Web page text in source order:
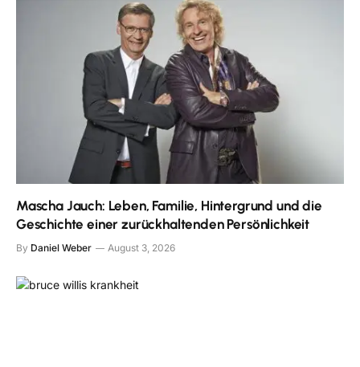
Mascha Jauch: Leben, Familie, Hintergrund und die
Geschichte einer zurückhaltenden Persönlichkeit
By Daniel Weber August 3, 2026